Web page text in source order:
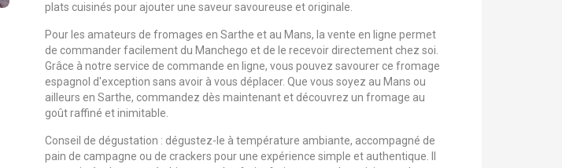
plats cuisinés pour ajouter une saveur savoureuse et originale.
Pour les amateurs de fromages en Sarthe et au Mans, la vente en ligne permet
de commander facilement du Manchego et de le recevoir directement chez soi.
Grâce à notre service de commande en ligne, vous pouvez savourer ce fromage
espagnol d'exception sans avoir à vous déplacer. Que vous soyez au Mans ou
ailleurs en Sarthe, commandez dès maintenant et découvrez un fromage au
goût raffiné et inimitable.
Conseil de dégustation : dégustez-le à température ambiante, accompagné de
pain de campagne ou de crackers pour une expérience simple et authentique. Il